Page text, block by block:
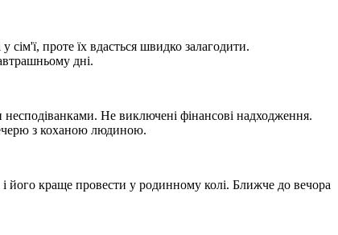
проте їх вдасться швидко залагодити.
дні.
Не виключені фінансові надходження.
з коханою людиною.
його краще провести у родинному колі. Ближче до вечора